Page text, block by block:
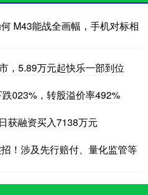
M43能战全画幅，手机对标相
，5.89万元起快乐一部到位
023%，转股溢价率492%
获融资买入7138万元
！涉及先行赔付、量化监管等